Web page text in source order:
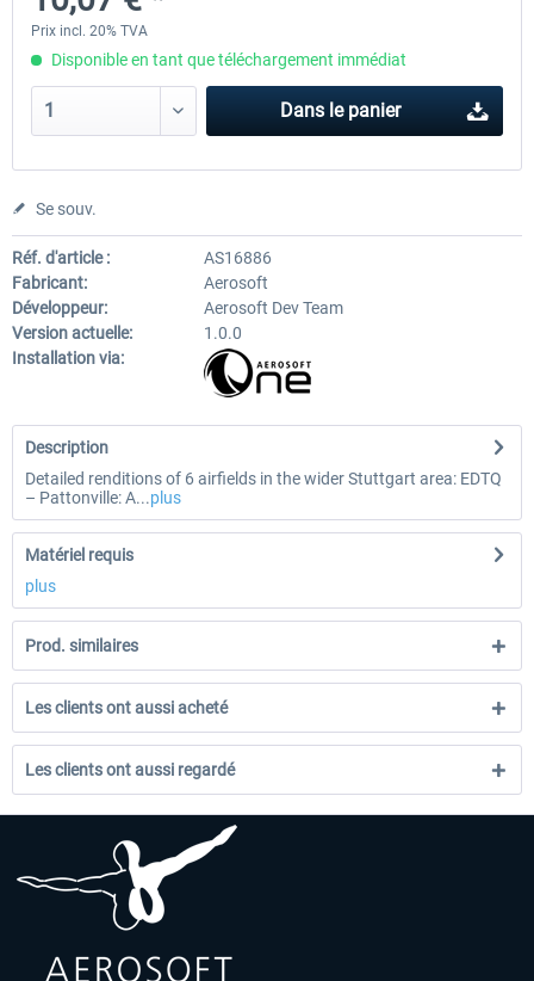
0,00 € *
Prix incl. 20% TVA
Disponible en tant que téléchargement immédiat
Dans le panier
Se souv.
Réf. d'article :
AS16886
Fabricant:
Aerosoft
Développeur:
Aerosoft Dev Team
Version actuelle:
1.0.0
Installation via:
Description
Detailed renditions of 6 airfields in the wider Stuttgart area: EDTQ
– Pattonville: A...plus
Matériel requis
plus
Prod. similaires
Les clients ont aussi acheté
Les clients ont aussi regardé